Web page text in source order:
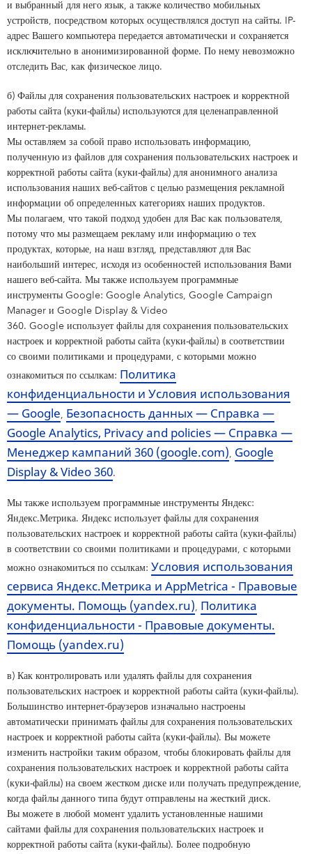
и выбранный для него язык, а также количество мобильных
устройств, посредством которых осуществлялся доступ на сайты. IP-
адрес Вашего компьютера передается автоматически и сохраняется
исключительно в анонимизированной форме. По нему невозможно
отследить Вас, как физическое лицо.
б) Файлы для сохранения пользовательских настроек и корректной
работы сайта (куки-файлы) используются для целенаправленной
интернет-рекламы.
Мы оставляем за собой право использовать информацию,
полученную из файлов для сохранения пользовательских настроек и
корректной работы сайта (куки-файлы) для анонимного анализа
использования наших веб-сайтов с целью размещения рекламной
информации об определенных категориях наших продуктов.
Мы полагаем, что такой подход удобен для Вас как пользователя,
потому что мы размещаем рекламу или информацию о тех
продуктах, которые, на наш взгляд, представляют для Вас
наибольший интерес, исходя из особенностей использования Вами
нашего веб-сайта. Мы также используем программные
инструменты Google: Google Analytics, Google Campaign
Manager и Google Display & Video
360. Google использует файлы для сохранения пользовательских
настроек и корректной работы сайта (куки-файлы) в соответствии
со своими политиками и процедурами, с которыми можно
ознакомиться по ссылкам: Политика
конфиденциальности и Условия использования
— Google, Безопасность данных — Cправка —
Google Analytics, Privacy and policies — Cправка —
Менеджер кампаний 360 (google.com), Google
Display & Video 360.
Мы также используем программные инструменты Яндекс:
Яндекс.Метрика. Яндекс использует файлы для сохранения
пользовательских настроек и корректной работы сайта (куки-файлы)
в соответствии со своими политиками и процедурами, с которыми
можно ознакомиться по ссылкам:Условия использования
сервиса Яндекс.Метрика и AppMetrica - Правовые
документы. Помощь (yandex.ru), Политика
конфиденциальности - Правовые документы.
Помощь (yandex.ru)
в) Как контролировать или удалять файлы для сохранения
пользовательских настроек и корректной работы сайта (куки-файлы).
Большинство интернет-браузеров изначально настроены
автоматически принимать файлы для сохранения пользовательских
настроек и корректной работы сайта (куки-файлы). Вы можете
изменить настройки таким образом, чтобы блокировать файлы для
сохранения пользовательских настроек и корректной работы сайта
(куки-файлы) на своем жестком диске или получать предупреждение,
когда файлы данного типа будут отправлены на жесткий диск.
Вы можете в любой момент удалить установленные нашими
сайтами файлы для сохранения пользовательских настроек и
корректной работы сайта (куки-файлы). Более подробную